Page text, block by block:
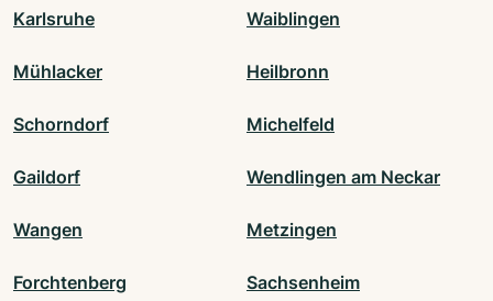
Karlsruhe Waiblingen
Mühlacker Heilbronn
Schorndorf Michelfeld
Gaildorf Wendlingen am Neckar
Wangen Metzingen
Forchtenberg Sachsenheim